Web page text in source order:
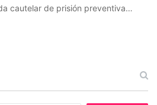
cautelar de prisión preventiva…